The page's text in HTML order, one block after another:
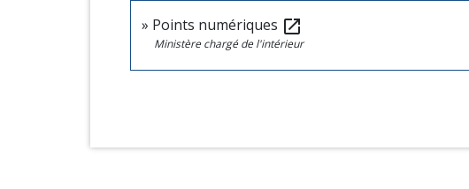
Points numériques open_in_new
Ministère chargé de l'intérieur